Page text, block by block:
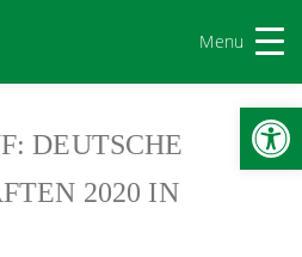
Menu
DEUTSCHE
2020 IN